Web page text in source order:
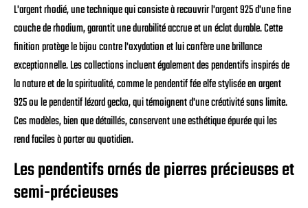
L'argent rhodié, une technique qui consiste à recouvrir l'argent 925 d'une fine
couche de rhodium, garantit une durabilité accrue et un éclat durable. Cette
finition protège le bijou contre l'oxydation et lui confère une brillance
exceptionnelle. Les collections incluent également des pendentifs inspirés de
la nature et de la spiritualité, comme le pendentif fée elfe stylisée en argent
925 ou le pendentif lézard gecko, qui témoignent d'une créativité sans limite.
Ces modèles, bien que détaillés, conservent une esthétique épurée qui les
rend faciles à porter au quotidien.
Les pendentifs ornés de pierres précieuses et
semi-précieuses